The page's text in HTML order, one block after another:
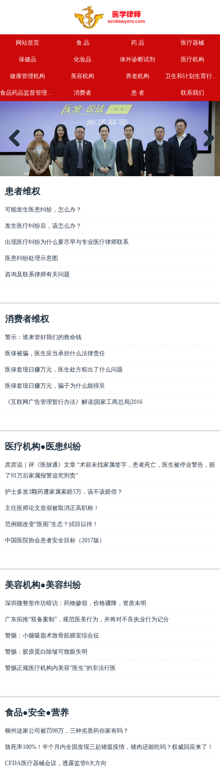
网站首页 食 品 药 品 医疗器械
保健品 化妆品 体外诊断试剂 医疗机构
健康管理机构 美容机构 养老机构 卫生和计划生育行政部门
食品药品监督管理部门 消费者 患 者 联系我们
Previous Next
患者维权
可能发生医患纠纷，怎么办？
发生医疗纠纷后，该怎么办？
出现医疗纠纷为什么要尽早与专业医疗律师联系
医患纠纷处理示意图
咨询及联系律师有关问题
消费者维权
警示：谁来管好我们的救命钱
医保被骗，医生应当承担什么法律责任
医保套现日赚万元，医生处方权出了什么问题
医保套现日赚万元，骗子为什么能得呈
《互联网广告管理暂行办法》解读|国家工商总局|2016
医疗机构●医患纠纷
庹庹说｜评《医脉通》文章 “术前未找家属签字，患者死亡，医生被停业警告，赔
了91万后家属报警追究刑责”
护士多发3颗药遭家属索赔5万，该不该赔偿？
主任医师论文造假被取消正高职称！
范例能改变“医闹”生态？拭目以待！
中国医院协会患者安全目标（2017版）
美容机构●美容纠纷
深圳微整形作坊暗访：药物掺假，价格骤降，资质未明
广东拟推“双备案制”，规范医美行为，并将对不良执业行为记分
警惕：小腿吸脂术致骨筋膜室综合征
警惕：胶原蛋白除皱可致眼失明
警惕正规医疗机构内美容“医生”的非法行医
食品●安全●营养
柳州这家公司被罚98万，三种劣质药你家有吗？
致死率100%！半个月内全国发现三起猪瘟疫情，猪肉还能吃吗？权威回应来了！
CFDA医疗器械会议，透露监管6大方向